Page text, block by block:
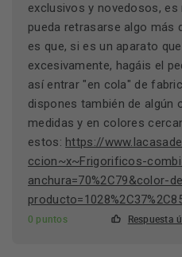
exclusivos y novedosos, es
pueda retrasarse algo más
es que, si es un aparato
excesivamente, hagáis el
así entrar "en cola" de
dispones también de algún
medidas y en colores
estos: https://
ccion~x~Frigorificos-
anchura=70%2C79&color-
0 puntos Respuesta